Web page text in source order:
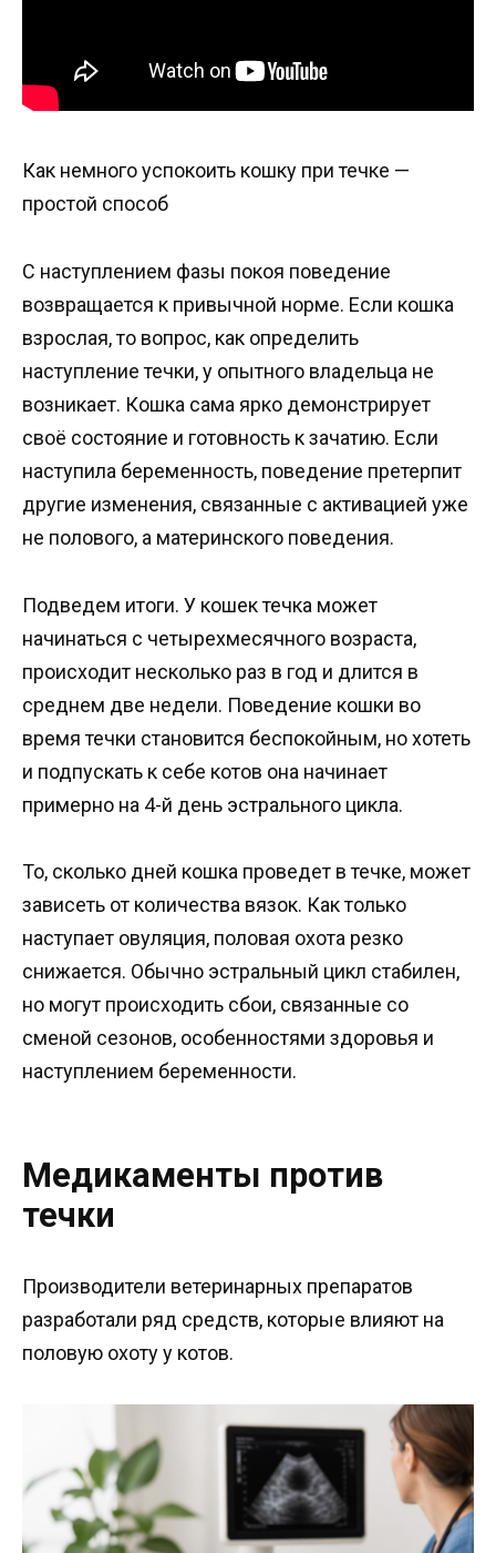
Как немного успокоить кошку при течке —
простой способ
С наступлением фазы покоя поведение
возвращается к привычной норме. Если кошка
взрослая, то вопрос, как определить
наступление течки, у опытного владельца не
возникает. Кошка сама ярко демонстрирует
своё состояние и готовность к зачатию. Если
наступила беременность, поведение претерпит
другие изменения, связанные с активацией уже
не полового, а материнского поведения.
Подведем итоги. У кошек течка может
начинаться с четырехмесячного возраста,
происходит несколько раз в год и длится в
среднем две недели. Поведение кошки во
время течки становится беспокойным, но хотеть
и подпускать к себе котов она начинает
примерно на 4-й день эстрального цикла.
То, сколько дней кошка проведет в течке, может
зависеть от количества вязок. Как только
наступает овуляция, половая охота резко
снижается. Обычно эстральный цикл стабилен,
но могут происходить сбои, связанные со
сменой сезонов, особенностями здоровья и
наступлением беременности.
Медикаменты против
течки
Производители ветеринарных препаратов
разработали ряд средств, которые влияют на
половую охоту у котов.